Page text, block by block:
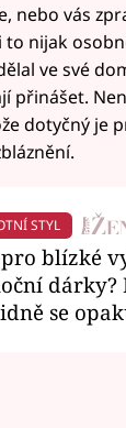
nebo vás
nijak
ve své
přinášet.
dotyčný je
STYL
pro blízké
dárky?
se